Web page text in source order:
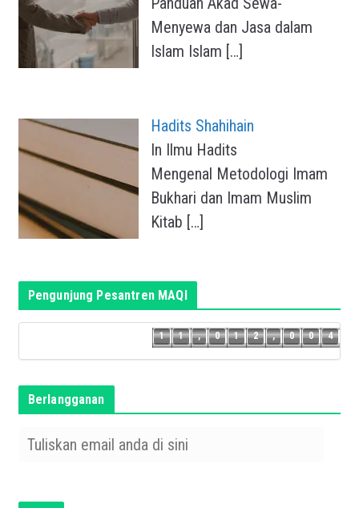
Menyewa dan Jasa dalam
Islam Islam […]
Hadits Shahihain
In Ilmu Hadits
Mengenal Metodologi Imam
Bukhari dan Imam Muslim
Kitab […]
Pengunjung Pesantren MAQI
1
1
1
1
,
,
0
0
1
1
2
2
,
,
0
0
0
0 4
Berlangganan